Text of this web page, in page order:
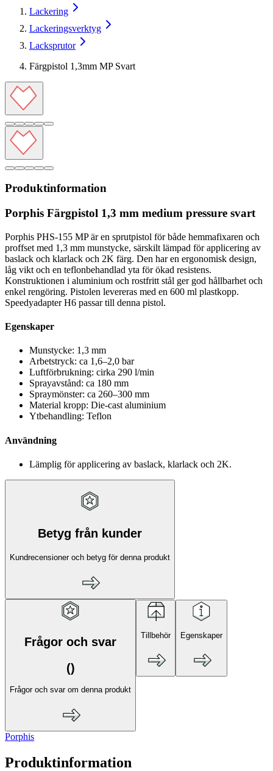
Lackering
Lackeringsverktyg
Lacksprutor
Färgpistol 1,3mm MP Svart
Produktinformation
Porphis Färgpistol 1,3 mm medium pressure svart
Porphis PHS-155 MP är en sprutpistol för både hemmafixaren och
proffset med 1,3 mm munstycke, särskilt lämpad för applicering av
baslack och klarlack och 2K färg. Den har en ergonomisk design,
låg vikt och en teflonbehandlad yta för ökad resistens.
Konstruktionen i aluminium och rostfritt stål ger god hållbarhet och
enkel rengöring. Pistolen levereras med en 600 ml plastkopp.
Speedyadapter H6 passar till denna pistol.
Egenskaper
Munstycke: 1,3 mm
Arbetstryck: ca 1,6–2,0 bar
Luftförbrukning: cirka 290 l/min
Sprayavstånd: ca 180 mm
Spraymönster: ca 260–300 mm
Material kropp: Die-cast aluminium
Ytbehandling: Teflon
Användning
Lämplig för applicering av baslack, klarlack och 2K.
Betyg från kunder
Kundrecensioner och betyg för denna produkt
Frågor och svar
()
Frågor och svar om denna produkt
Tillbehör Egenskaper
Porphis
Produktinformation